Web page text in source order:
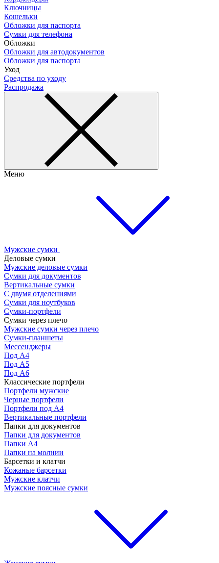
Ключницы
Кошельки
Обложки для паспорта
Сумки для телефона
Обложки
Обложки для автодокументов
Обложки для паспорта
Уход
Средства по уходу
Распродажа
Меню
Мужские сумки
Деловые сумки
Мужские деловые сумки
Сумки для документов
Вертикальные сумки
С двумя отделениями
Сумки для ноутбуков
Сумки-портфели
Сумки через плечо
Мужские сумки через плечо
Сумки-планшеты
Мессенджеры
Под А4
Под А5
Под А6
Классические портфели
Портфели мужские
Черные портфели
Портфели под А4
Вертикальные портфели
Папки для документов
Папки для документов
Папки А4
Папки на молнии
Барсетки и клатчи
Кожаные барсетки
Мужские клатчи
Мужские поясные сумки